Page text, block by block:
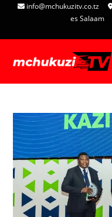
info@mchukuzitv.co.tz
es Salaam